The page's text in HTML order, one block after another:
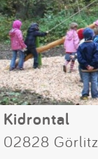
Kidrontal
02828 Görlitz